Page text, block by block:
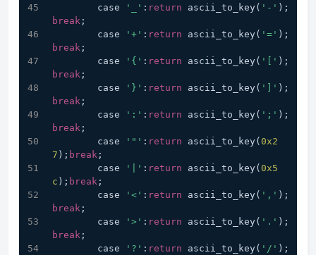
        case
'_' : return ascii_to_key( '-' );
break ;
        case
'+' : return ascii_to_key( '=' );
break ;
        case
'{' : return ascii_to_key( '[' );
break ;
        case
'}' : return ascii_to_key( ']' );
break ;
        case
':' : return ascii_to_key( ';' );
break ;
        case
'"' : return ascii_to_key( 0x2
7 ); break ;
        case
'|' : return ascii_to_key( 0x5
c ); break ;
        case
'<' : return ascii_to_key( ',' );
break ;
        case
'>' : return ascii_to_key( '.' );
break ;
        case
'?' : return ascii_to_key( '/' );